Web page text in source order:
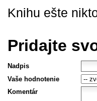
Knihu ešte
Pridajte
Nadpis
Vaše hodnotenie
Komentár